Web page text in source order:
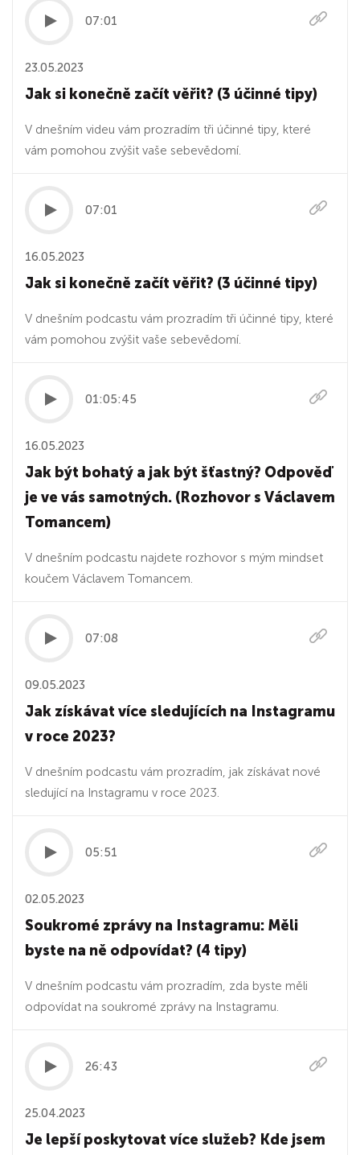
07:01
23.05.2023
Jak si konečně začít věřit? (3 účinné tipy)
V dnešním videu vám prozradím tři účinné tipy, které
vám pomohou zvýšit vaše sebevědomí.
07:01
16.05.2023
Jak si konečně začít věřit? (3 účinné tipy)
V dnešním podcastu vám prozradím tři účinné tipy, které
vám pomohou zvýšit vaše sebevědomí.
01:05:45
16.05.2023
Jak být bohatý a jak být šťastný? Odpověď
je ve vás samotných. (Rozhovor s Václavem
Tomancem)
V dnešním podcastu najdete rozhovor s mým mindset
koučem Václavem Tomancem.
07:08
09.05.2023
Jak získávat více sledujících na Instagramu
v roce 2023?
V dnešním podcastu vám prozradím, jak získávat nové
sledující na Instagramu v roce 2023.
05:51
02.05.2023
Soukromé zprávy na Instagramu: Měli
byste na ně odpovídat? (4 tipy)
V dnešním podcastu vám prozradím, zda byste měli
odpovídat na soukromé zprávy na Instagramu.
26:43
25.04.2023
Je lepší poskytovat více služeb? Kde jsem